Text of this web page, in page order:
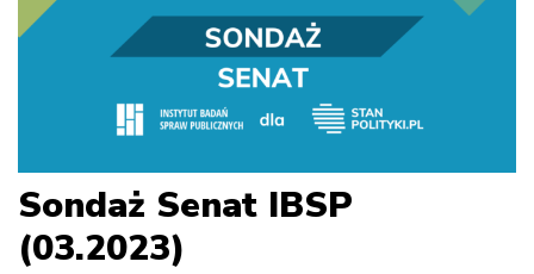
Sondaż Senat IBSP
(03.2023)